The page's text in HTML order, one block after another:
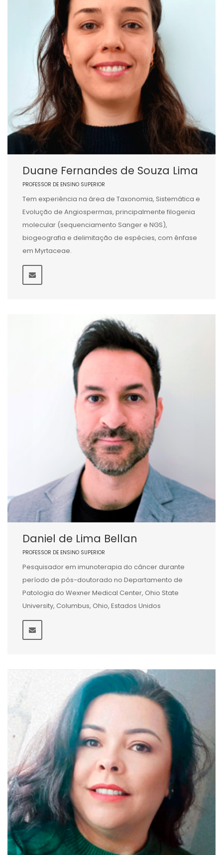
Duane Fernandes de Souza Lima
PROFESSOR DE ENSINO SUPERIOR
Tem experiência na área de Taxonomia, Sistemática e
Evolução de Angiospermas, principalmente filogenia
molecular (sequenciamento Sanger e NGS),
biogeografia e delimitação de espécies, com ênfase
em Myrtaceae.
Daniel de Lima Bellan
PROFESSOR DE ENSINO SUPERIOR
Pesquisador em imunoterapia do câncer durante
período de pós-doutorado no Departamento de
Patologia do Wexner Medical Center, Ohio State
University, Columbus, Ohio, Estados Unidos